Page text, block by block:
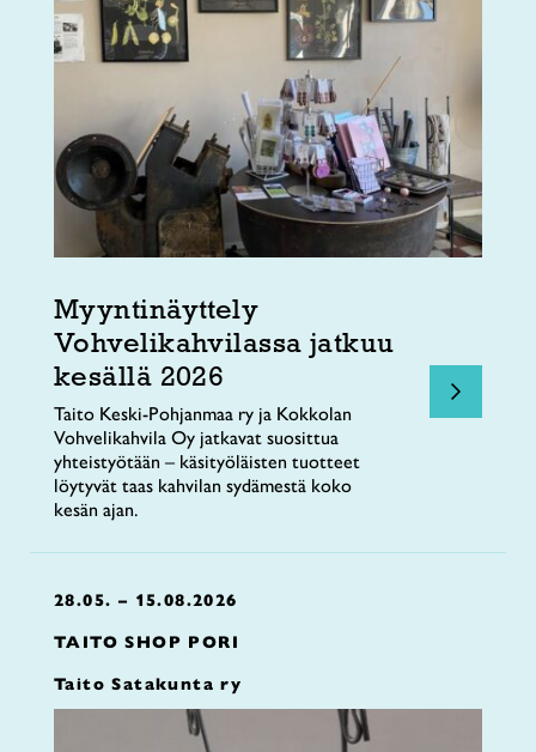
Myyntinäyttely
Vohvelikahvilassa jatkuu
kesällä 2026
Taito Keski-Pohjanmaa ry ja Kokkolan
Vohvelikahvila Oy jatkavat suosittua
yhteistyötään – käsityöläisten tuotteet
löytyvät taas kahvilan sydämestä koko
kesän ajan.
28.05. – 15.08.2026
TAITO SHOP PORI
Taito Satakunta ry